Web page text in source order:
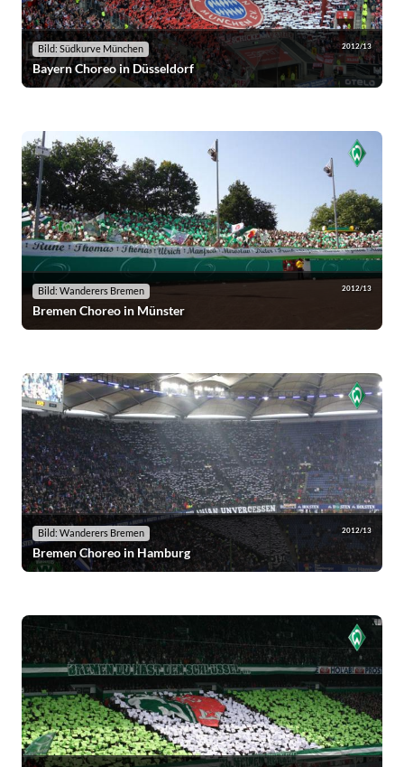
Bild: Südkurve München 2012/13
Bayern Choreo in Düsseldorf
Bild: Wanderers Bremen 2012/13
Bremen Choreo in Münster
Bild: Wanderers Bremen 2012/13
Bremen Choreo in Hamburg